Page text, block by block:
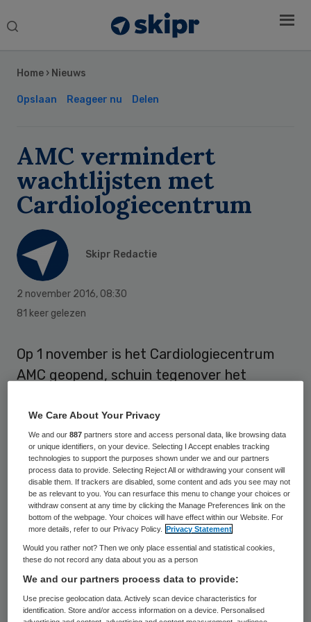
Search
Home › Nieuws
Opslaan Reageer nu Delen
AMC vermindert
wachtlijsten met
Cardiologiecentrum
Skipr Redactie
2 november 2016, 08:30
81 keer gelezen
Op 1 november is het Cardiologiecentrum
AMC geopend, schuin tegenover het
bieden van zorg aan hartpatiënten die niet
spoedeisend of complex is. Daardoor
kunnen wachttijden in het AMC worden
teruggedrongen.
Dit meldt het AMC op haar website. Het
Cardiologie Centrum AMC is een
samenwerking tussen het AMC
Hartcentrum en Cardiologie Centra
Nederland (CCN).
Sidebar
We Care About Your Privacy
We and our887 partners store and access personal data, like browsing data
or unique identifiers, on your device. Selecting I Accept enables tracking
technologies to support the purposes shown under we and our partners
process data to provide. Selecting Reject All or withdrawing your consent will
disable them. If trackers are disabled, some content and ads you see may not
be as relevant to you. You can resurface this menu to change your choices or
withdraw consent at any time by clicking the Manage Preferences link on the
bottom of the webpage. Your choices will have effect within our Website. For
more details, refer to our Privacy Policy.
Privacy Statement
Would you rather not? Then we only place essential and statistical cookies,
these do not record any data about you as a person
We and our partners process data to provide:
Use precise geolocation data. Actively scan device characteristics for
identification. Store and/or access information on a device. Personalised